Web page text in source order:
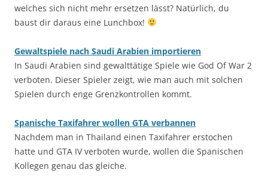
welches sich nicht mehr ersetzen lässt? Natürlich, du
baust dir daraus eine Lunchbox!
Gewaltspiele nach Saudi Arabien importieren
In Saudi Arabien sind gewalttätige Spiele wie God Of War 2
verboten. Dieser Spieler zeigt, wie man auch mit solchen
Spielen durch enge Grenzkontrollen kommt.
Spanische Taxifahrer wollen GTA verbannen
Nachdem man in Thailand einen Taxifahrer erstochen
hatte und GTA IV verboten wurde, wollen die Spanischen
Kollegen genau das gleiche.